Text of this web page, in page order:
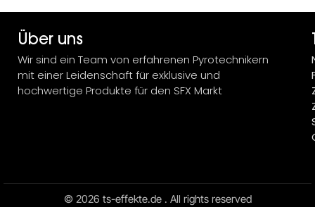
Über uns
Wir sind ein Team von erfahrenen Pyrotechnikern
mit einer Leidenschaft für exklusive und
hochwertige Produkte für den SFX Markt
© 2026 ts-effekte.de . All rights reserved